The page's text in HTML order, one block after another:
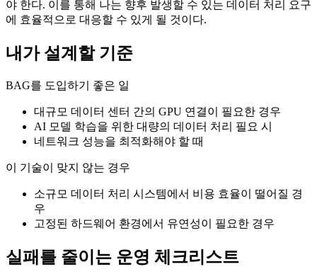
야 한다. 이를 통해 나는 향후 발생할 수 있는 데이터 처리 요구
에 효율적으로 대응할 수 있게 될 것이다.
내가 설계할 기준
BAG를 도입하기 좋은 일
대규모 데이터 센터 간의 GPU 연결이 필요한 경우
AI 모델 학습을 위한 대량의 데이터 처리 필요 시
네트워크 성능을 최적화해야 할 때
이 기술이 맞지 않는 경우
소규모 데이터 처리 시스템에서 비용 효율이 떨어질 경
우
고정된 하드웨어 환경에서 유연성이 필요한 경우
실패를 줄이는 운영 체크리스트